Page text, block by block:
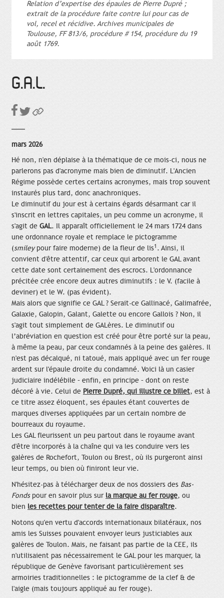
Relation d’expertise des épaules de Pierre Dupré ;
extrait de la procédure faite contre lui pour cas de
vol, recel et récidive. Archives municipales de
Toulouse, FF 813/6, procédure # 154, procédure du 19
août 1769.
G.A.L.
mars 2026
Hé non, n'en déplaise à la thématique de ce mois-ci, nous ne
parlerons pas d'acronyme mais bien de diminutif. L'Ancien
Régime possède certes certains acronymes, mais trop souvent
instaurés plus tard, donc anachroniques.
Le diminutif du jour est à certains égards désarmant car il
s'inscrit en lettres capitales, un peu comme un acronyme, il
s'agit de GAL. Il apparaît officiellement le 24 mars 1724 dans
une ordonnance royale et remplace le pictogramme
(smileypour faire moderne) de la fleur de lis1 . Ainsi, il
convient d'être attentif, car ceux qui arborent le GAL avant
cette date sont certainement des escrocs. L'ordonnance
précitée crée encore deux autres diminutifs : le V. (facile à
deviner) et le W. (pas évident).
Mais alors que signifie ce GAL ? Serait-ce Gallinacé, Galimafrée,
Galaxie, Galopin, Galant, Galette ou encore Gallois ? Non, il
s'agit tout simplement de GALères. Le diminutif ou
l’abréviation en question est créé pour être porté sur la peau,
à même la peau, par ceux condamnés à la peine des galères. Il
n'est pas décalqué, ni tatoué, mais appliqué avec un fer rouge
ardent sur l'épaule droite du condamné. Voici là un casier
judiciaire indélébile – enfin, en principe – dont on reste
décoré à vie. Celui de Pierre Dupré, qui illustre ce billet, est à
ce titre assez éloquent, ses épaules étant couvertes de
marques diverses appliquées par un certain nombre de
bourreaux du royaume.
Les GAL fleurissent un peu partout dans le royaume avant
d'être incorporés à la chaîne qui va les conduire vers les
galères de Rochefort, Toulon ou Brest, où ils purgeront ainsi
leur temps, ou bien où finiront leur vie.
N'hésitez-pas à télécharger deux de nos dossiers des Bas-
Fondspour en savoir plus sur la marque au fer rouge, ou
bien les recettes pour tenter de la faire disparaître.
Notons qu'en vertu d'accords internationaux bilatéraux, nos
amis les Suisses pouvaient envoyer leurs justiciables aux
galères de Toulon. Mais, ne faisant pas partie de la CEE, ils
n'utilisaient pas nécessairement le GAL pour les marquer, la
république de Genève favorisant particulièrement ses
armoiries traditionnelles : le pictogramme de la clef & de
l'aigle (mais toujours appliqué au fer rouge).